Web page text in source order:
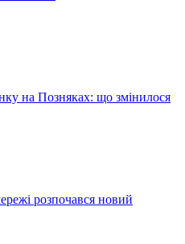
на Позняках: що змінилося
розпочався новий